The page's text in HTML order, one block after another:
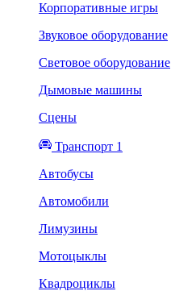
Корпоративные игры
Звуковое оборудование
Световое оборудование
Дымовые машины
Сцены
Транспорт 1
Автобусы
Автомобили
Лимузины
Мотоцыклы
Квадроциклы